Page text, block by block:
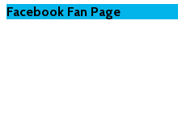
Facebook Fan Page